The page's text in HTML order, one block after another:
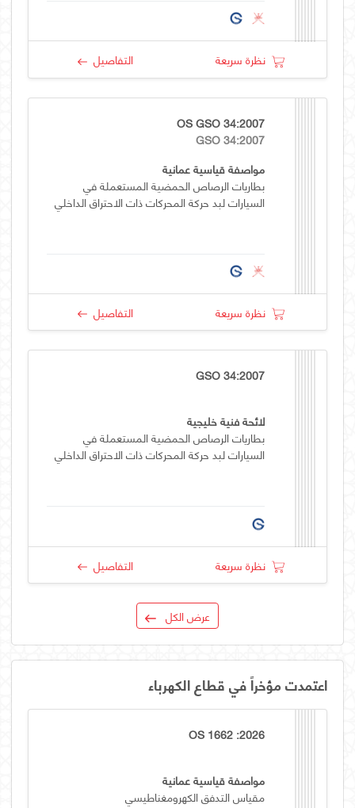
نظرة سريعة التفاصيل
OS GSO 34:2007
GSO 34:2007
مواصفة قياسية عمانية
بطاريات الرصاص الحمضية المستعملة في
السيارات لبد حركة المحركات ذات الاحتراق الداخلي
نظرة سريعة التفاصيل
GSO 34:2007
لائحة فنية خليجية
بطاريات الرصاص الحمضية المستعملة في
السيارات لبد حركة المحركات ذات الاحتراق الداخلي
نظرة سريعة التفاصيل
عرض الكل
اعتمدت مؤخراً في قطاع الكهرباء
OS 1662 :2026
مواصفة قياسية عمانية
مقياس التدفق الكهرومغناطيسي